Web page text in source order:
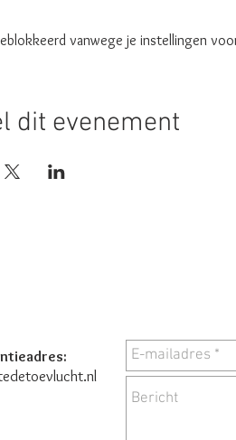
vanwege je instellingen
dit evenement